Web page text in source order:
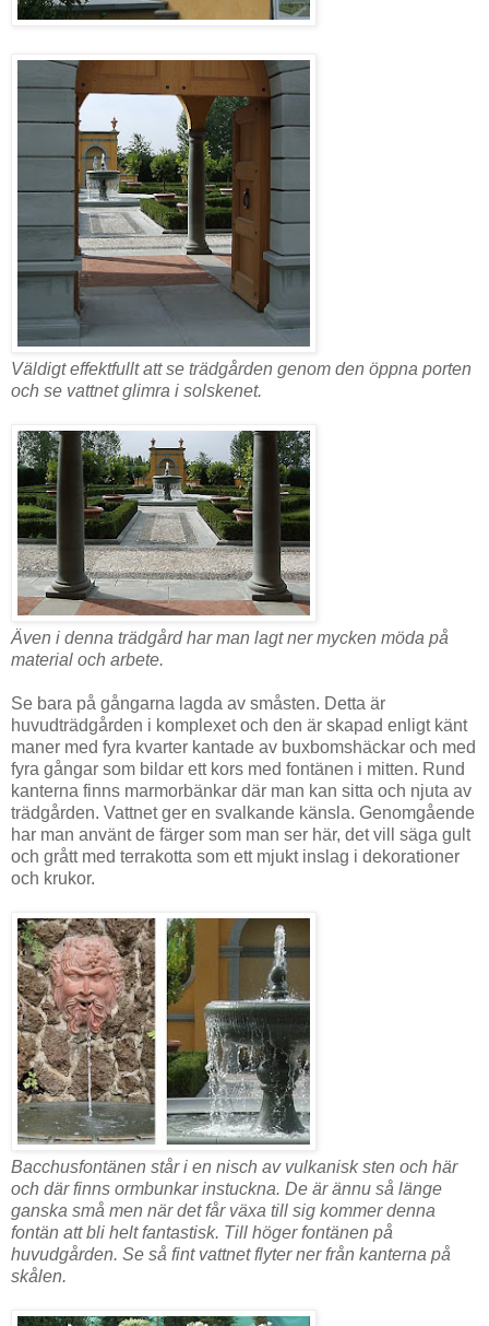
Väldigt effektfullt att se trädgården genom den öppna porten
och se vattnet glimra i solskenet.
Även i denna trädgård har man lagt ner mycken möda på
material och arbete.
Se bara på gångarna lagda av småsten. Detta är
huvudträdgården i komplexet och den är skapad enligt känt
maner med fyra kvarter kantade av buxbomshäckar och med
fyra gångar som bildar ett kors med fontänen i mitten. Rund
kanterna finns marmorbänkar där man kan sitta och njuta av
trädgården. Vattnet ger en svalkande känsla. Genomgående
har man använt de färger som man ser här, det vill säga gult
och grått med terrakotta som ett mjukt inslag i dekorationer
och krukor.
Bacchusfontänen står i en nisch av vulkanisk sten och här
och där finns ormbunkar instuckna. De är ännu så länge
ganska små men när det får växa till sig kommer denna
fontän att bli helt fantastisk. Till höger fontänen på
huvudgården. Se så fint vattnet flyter ner från kanterna på
skålen.